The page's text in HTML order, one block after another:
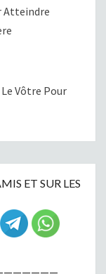
Atteindre
Vôtre Pour
ET SUR LES